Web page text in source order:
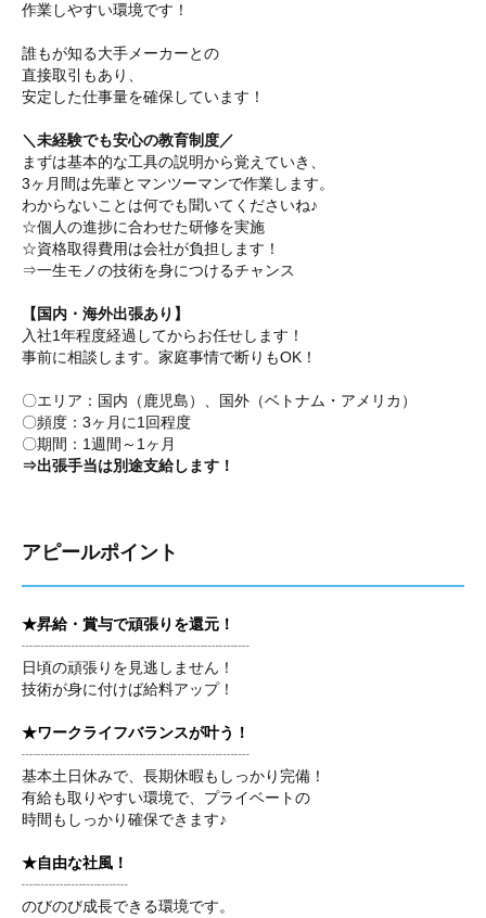
作業しやすい環境です！
誰もが知る大手メーカーとの
直接取引もあり、
安定した仕事量を確保しています！
＼未経験でも安心の教育制度／
まずは基本的な工具の説明から覚えていき、
3ヶ月間は先輩とマンツーマンで作業します。
わからないことは何でも聞いてくださいね♪
☆個人の進捗に合わせた研修を実施
☆資格取得費用は会社が負担します！
⇒一生モノの技術を身につけるチャンス
【国内・海外出張あり】
入社1年程度経過してからお任せします！
事前に相談します。家庭事情で断りもOK！
〇エリア：国内（鹿児島）、国外（ベトナム・アメリカ）
〇頻度：3ヶ月に1回程度
〇期間：1週間～1ヶ月
⇒出張手当は別途支給します！
アピールポイント
★昇給・賞与で頑張りを還元！
┈┈┈┈┈┈┈┈┈┈┈┈┈┈┈
日頃の頑張りを見逃しません！
技術が身に付けば給料アップ！
★ワークライフバランスが叶う！
┈┈┈┈┈┈┈┈┈┈┈┈┈┈┈
基本土日休みで、長期休暇もしっかり完備！
有給も取りやすい環境で、プライベートの
時間もしっかり確保できます♪
★自由な社風！
┈┈┈┈┈┈┈
のびのび成長できる環境です。